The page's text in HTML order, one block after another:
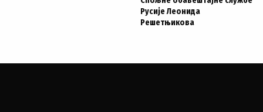
Русије Леонида
Решетњикова